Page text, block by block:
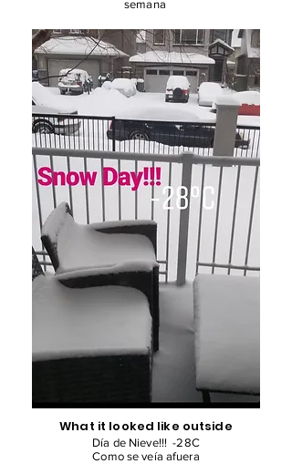
semana
What it looked like outside
Día de Nieve!!! -28C
Como se veía afuera